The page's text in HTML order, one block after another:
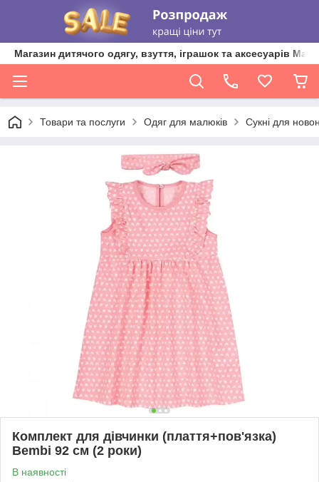
Магазин дитячого одягу, взуття, іграшок та аксесуарів
Товари та послуги Одяг для малюків Сукні для
Комплект для дівчинки (плаття+пов'язка)
Bembi 92 см (2 роки)
В наявності